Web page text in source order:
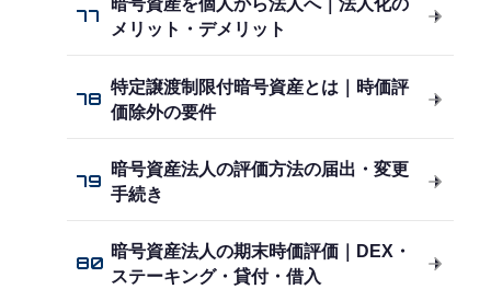
77
暗号資産を個人から法人へ｜法人化の
メリット・デメリット
78
特定譲渡制限付暗号資産とは｜時価評
価除外の要件
79
暗号資産法人の評価方法の届出・変更
手続き
80
暗号資産法人の期末時価評価｜DEX・
ステーキング・貸付・借入